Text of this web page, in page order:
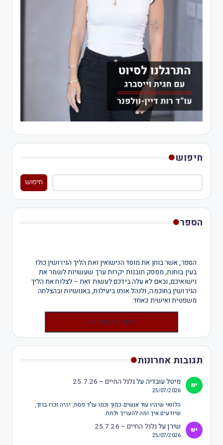
חיפוש
חיפוש
הספר
הספר, אשר בוחן את מוסד הנישואין ואת הליך הגירושין כולו
בעין בוחנת, מספק תובנות יקרות ערך שעשויות לשמר את
נישואיכם, ובאם לא עלה בידכם לעשות זאת – לצלוח את הליך
הגירושין בחוכמה, ולנהל אותו ביעילות, באנושיות ובהצלחה
משפטית ואישית כאחד.
להזמנת הספר >>
תגובות אחרונות
מיטל עובדיה עלגלגל החיים – 25.7.26
25/07/2026
הלוואי שיהיו עוד אנשים כמוך וכמו עו"ד פסח, יהיה זכרו ברוך,
שיודעים איך ומה להעריך ולתת
שירןעלגלגל החיים – 25.7.26
25/07/2026